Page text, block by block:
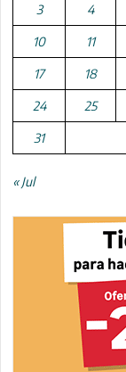
3 4
10 11
17 18
24 25
31
« Jul